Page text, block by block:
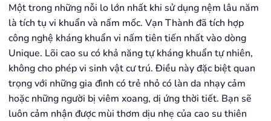
Một trong những nỗi lo lớn nhất khi sử dụng nệm lâu năm
là tích tụ vi khuẩn và nấm mốc. Vạn Thành đã tích hợp
công nghệ kháng khuẩn vi nấm tiên tiến nhất vào dòng
Unique. Lõi cao su có khả năng tự kháng khuẩn tự nhiên,
không cho phép vi sinh vật cư trú. Điều này đặc biệt quan
trọng với những gia đình có trẻ nhỏ có làn da nhạy cảm
hoặc những người bị viêm xoang, dị ứng thời tiết. Bạn sẽ
luôn cảm nhận được mùi thơm dịu nhẹ của cao su thiên